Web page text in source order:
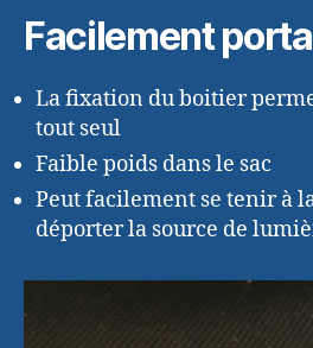
Facilement
La fixation du boitier
tout seul
Faible poids dans le sac
Peut facilement se tenir à
déporter la source de